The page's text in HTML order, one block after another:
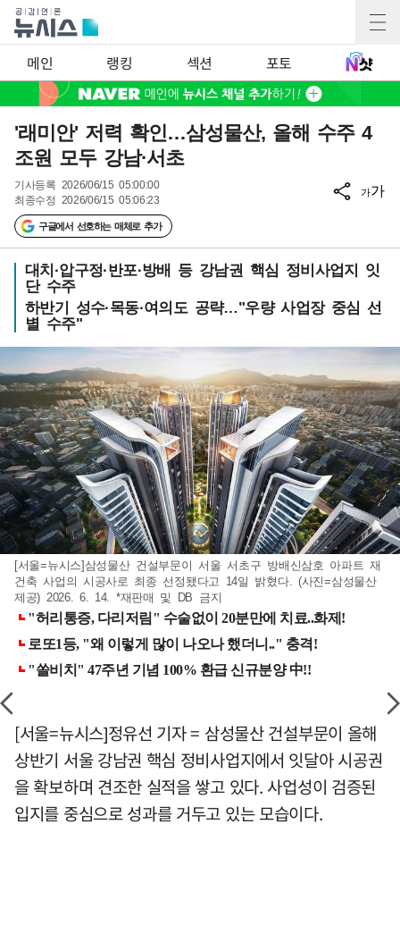
메인 랭킹 섹션 포토
'래미안' 저력 확인…삼성물산, 올해 수주 4
조원 모두 강남·서초
기사등록 2026/06/15 05:00:00
최종수정 2026/06/15 05:06:23
구글에서 선호하는 매체로 추가
가가
대치·압구정·반포·방배 등 강남권 핵심 정비사업지 잇
단 수주
하반기 성수·목동·여의도 공략…"우량 사업장 중심 선
별 수주"
[서울=뉴시스]삼성물산 건설부문이 서울 서초구 방배신삼호 아파트 재
건축 사업의 시공사로 최종 선정됐다고 14일 밝혔다. (사진=삼성물산
제공) 2026. 6. 14. *재판매 및 DB 금지
[서울=뉴시스]정유선 기자 = 삼성물산 건설부문이 올해
상반기 서울 강남권 핵심 정비사업지에서 잇달아 시공권
을 확보하며 견조한 실적을 쌓고 있다. 사업성이 검증된
입지를 중심으로 성과를 거두고 있는 모습이다.